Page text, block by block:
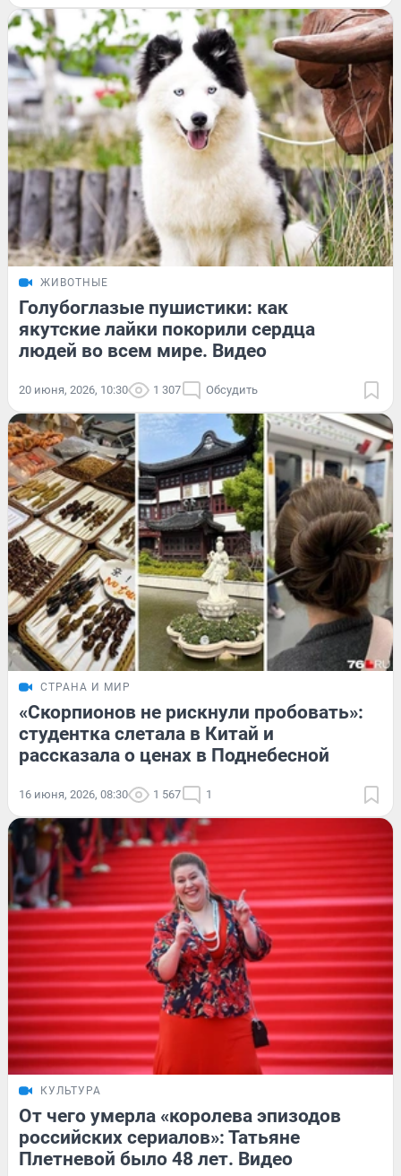
ЖИВОТНЫЕ
Голубоглазые пушистики: как
якутские лайки покорили сердца
людей во всем мире. Видео
20 июня, 2026, 10:30 1 307 Обсудить
СТРАНА И МИР
«Скорпионов не рискнули пробовать»:
студентка слетала в Китай и
рассказала о ценах в Поднебесной
16 июня, 2026, 08:30 1 567 1
КУЛЬТУРА
От чего умерла «королева эпизодов
российских сериалов»: Татьяне
Плетневой было 48 лет. Видео